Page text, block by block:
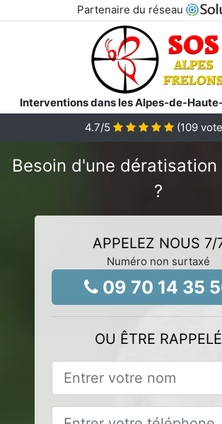
Partenaire du réseau
Interventions dans les Alpes-de-
4.7/5 (109
Besoin d'une dératisation
?
APPELEZ NOUS 7/
Numéro non surtaxé
09 70 14 35
OU ÊTRE RAPPELÉ